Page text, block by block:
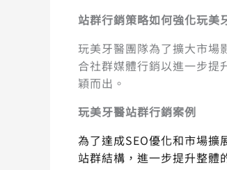
站群行銷策略如何強化玩美
玩美牙醫團隊為了擴大市場
合社群媒體行銷以進一步提
穎而出。
玩美牙醫站群行銷案例
為了達成SEO優化和市場擴
站群結構，進一步提升整體